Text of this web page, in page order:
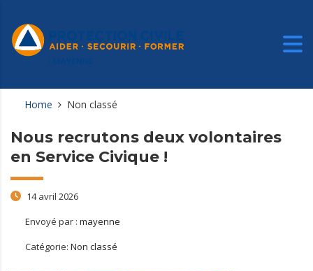
Home Non classé
Nous recrutons deux volontaires
en Service Civique !
14 avril 2026
Envoyé par : mayenne
Catégorie: Non classé